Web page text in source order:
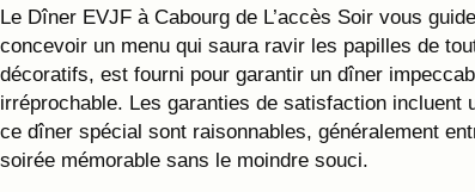
Le Dîner EVJF à Cabourg de L’accès Soir vous
concevoir un menu qui saura ravir les papilles de
décoratifs, est fourni pour garantir un dîner
irréprochable. Les garanties de satisfaction incluent
ce dîner spécial sont raisonnables, généralement
soirée mémorable sans le moindre souci.